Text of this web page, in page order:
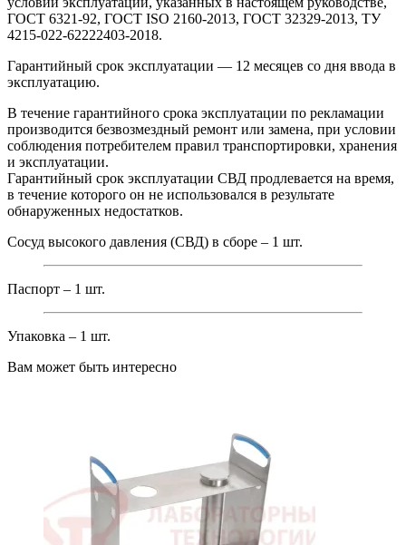
ГОСТ 6321-92, ГОСТ ISO 2160-2013, ГОСТ 32329-2013, ТУ
4215-022-62222403-2018.
Гарантийный срок эксплуатации — 12 месяцев со дня ввода в
эксплуатацию.
В течение гарантийного срока эксплуатации по рекламации
производится безвозмездный ремонт или замена, при условии
соблюдения потребителем правил транспортировки, хранения
и эксплуатации.
Гарантийный срок эксплуатации СВД продлевается на время,
в течение которого он не использовался в результате
обнаруженных недостатков.
Сосуд высокого давления (СВД) в сборе – 1 шт.
Паспорт – 1 шт.
Упаковка – 1 шт.
Вам может быть интересно